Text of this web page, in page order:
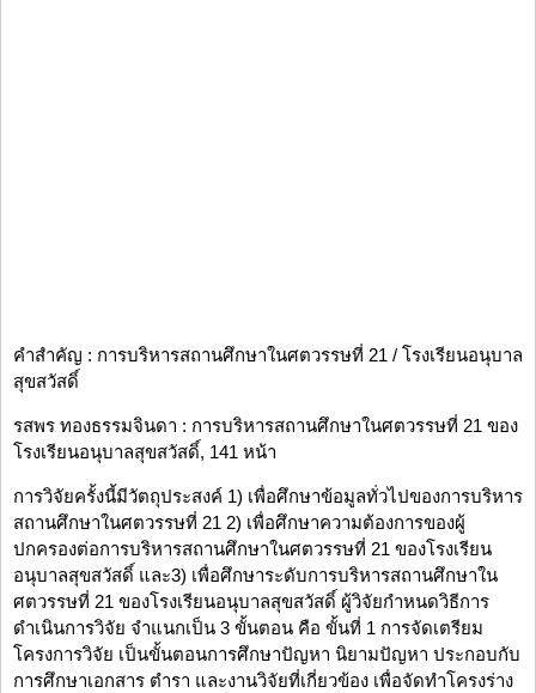
คำสำคัญ : การบริหารสถานศึกษาในศตวรรษที่ 21 / โรงเรียนอนุบาล
สุขสวัสดิ์
รสพร ทองธรรมจินดา : การบริหารสถานศึกษาในศตวรรษที่ 21 ของ
โรงเรียนอนุบาลสุขสวัสดิ์, 141 หน้า
การวิจัยครั้งนี้มีวัตถุประสงค์ 1) เพื่อศึกษาข้อมูลทั่วไปของการบริหาร
สถานศึกษาในศตวรรษที่ 21 2) เพื่อศึกษาความต้องการของผู้
ปกครองต่อการบริหารสถานศึกษาในศตวรรษที่ 21 ของโรงเรียน
อนุบาลสุขสวัสดิ์ และ3) เพื่อศึกษาระดับการบริหารสถานศึกษาใน
ศตวรรษที่ 21 ของโรงเรียนอนุบาลสุขสวัสดิ์ ผู้วิจัยกำหนดวิธีการ
ดำเนินการวิจัย จำแนกเป็น 3 ขั้นตอน คือ ขั้นที่ 1 การจัดเตรียม
โครงการวิจัย เป็นขั้นตอนการศึกษาปัญหา นิยามปัญหา ประกอบกับ
การศึกษาเอกสาร ตำรา และงานวิจัยที่เกี่ยวข้อง เพื่อจัดทำโครงร่าง